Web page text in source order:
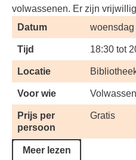
volwassenen. Er zijn
Datum
Tijd 18:30 tot
Locatie
Voor wie
Prijs per
persoon
Gratis
Meer lezen